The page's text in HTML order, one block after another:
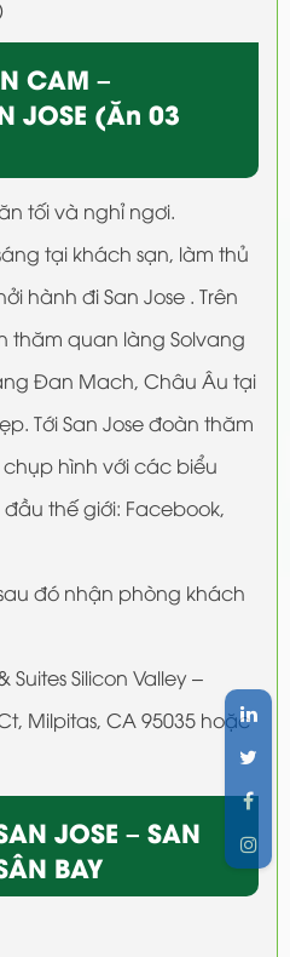
CAM –
JOSE (Ăn 03
tối và nghỉ ngơi.
tại khách sạn, làm thủ
hành đi San Jose . Trên
quan làng Solvang
Đan Mach, Châu Âu tại
Tới San Jose đoàn thăm
hình với các biểu
thế giới: Facebook,
đó nhận phòng khách
Silicon Valley –
Milpitas, CA 95035 hoặc
JOSE – SAN
BAY